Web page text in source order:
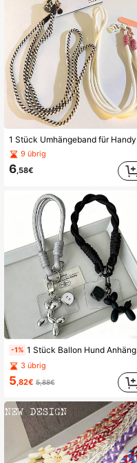
9 übrig
6,58€
-1% 1 Stück Ballon Hund Anhänger gewebtes Handyhülle Anhänger, kurzes Handgelenk Accessoire, minimalistische Handtaschen Dekoration
3 übrig
5,82€ 5,88€